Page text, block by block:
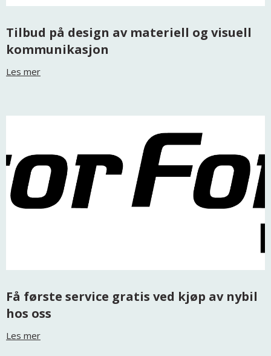
Tilbud på design av materiell og visuell
kommunikasjon
Les mer
Få første service gratis ved kjøp av nybil
hos oss
Les mer